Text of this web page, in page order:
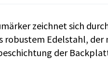
zeichnet sich
robustem Edelstahl,
der